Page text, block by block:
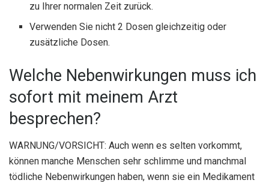
zu Ihrer normalen Zeit zurück.
Verwenden Sie nicht 2 Dosen gleichzeitig oder
zusätzliche Dosen.
Welche Nebenwirkungen muss ich
sofort mit meinem Arzt
besprechen?
WARNUNG/VORSICHT: Auch wenn es selten vorkommt,
können manche Menschen sehr schlimme und manchmal
tödliche Nebenwirkungen haben, wenn sie ein Medikament